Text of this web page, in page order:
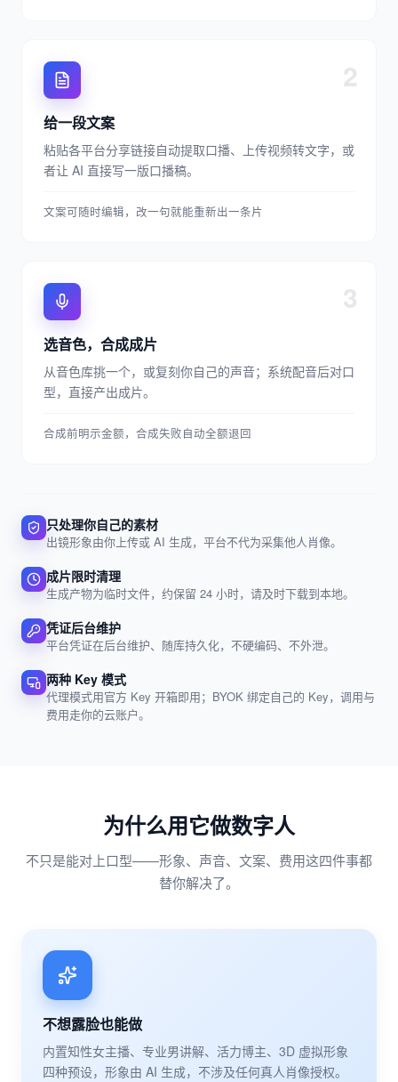
2
给一段文案
粘贴各平台分享链接自动提取口播、上传视频转文字，或
者让 AI 直接写一版口播稿。
文案可随时编辑，改一句就能重新出一条片
3
选音色，合成成片
从音色库挑一个，或复刻你自己的声音；系统配音后对口
型，直接产出成片。
合成前明示金额，合成失败自动全额退回
只处理你自己的素材
出镜形象由你上传或 AI 生成，平台不代为采集他人肖像。
成片限时清理
生成产物为临时文件，约保留 24 小时，请及时下载到本地。
凭证后台维护
平台凭证在后台维护、随库持久化，不硬编码、不外泄。
两种 Key 模式
代理模式用官方 Key 开箱即用；BYOK 绑定自己的 Key，调用与
费用走你的云账户。
为什么用它做数字人
不只是能对上口型——形象、声音、文案、费用这四件事都
替你解决了。
不想露脸也能做
内置知性女主播、专业男讲解、活力博主、3D 虚拟形象
四种预设，形象由 AI 生成，不涉及任何真人肖像授权。